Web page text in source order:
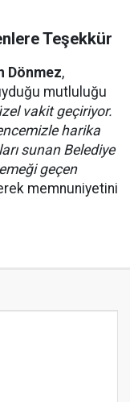
Teşekkür
Dönmez,
mutluluğu
vakit geçiriyor.
harika
sunan Belediye
geçen
memnuniyetini